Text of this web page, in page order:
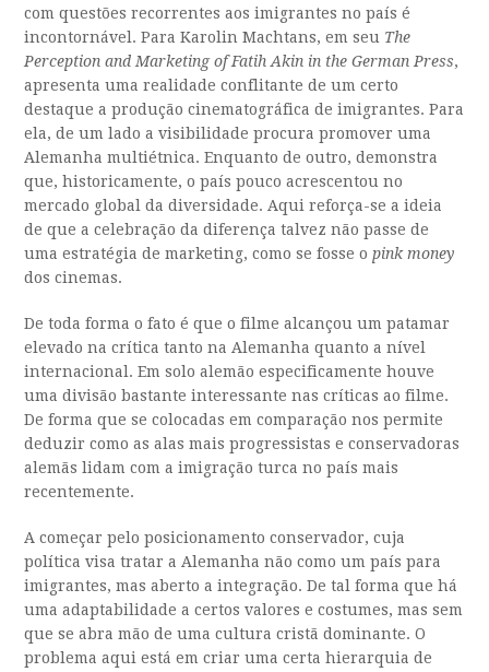
com questões recorrentes aos imigrantes no país é
incontornável. Para Karolin Machtans, em seu The
Perception and Marketing of Fatih Akin in the German Press,
apresenta uma realidade conflitante de um certo
destaque a produção cinematográfica de imigrantes. Para
ela, de um lado a visibilidade procura promover uma
Alemanha multiétnica. Enquanto de outro, demonstra
que, historicamente, o país pouco acrescentou no
mercado global da diversidade. Aqui reforça-se a ideia
de que a celebração da diferença talvez não passe de
uma estratégia de marketing, como se fosse opink money
dos cinemas.
De toda forma o fato é que o filme alcançou um patamar
elevado na crítica tanto na Alemanha quanto a nível
internacional. Em solo alemão especificamente houve
uma divisão bastante interessante nas críticas ao filme.
De forma que se colocadas em comparação nos permite
deduzir como as alas mais progressistas e conservadoras
alemãs lidam com a imigração turca no país mais
recentemente.
A começar pelo posicionamento conservador, cuja
política visa tratar a Alemanha não como um país para
imigrantes, mas aberto a integração. De tal forma que há
uma adaptabilidade a certos valores e costumes, mas sem
que se abra mão de uma cultura cristã dominante. O
problema aqui está em criar uma certa hierarquia de